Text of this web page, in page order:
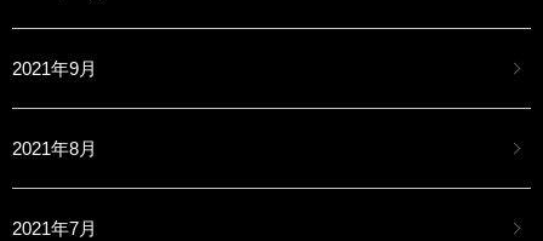
2021年9月
2021年8月
2021年7月